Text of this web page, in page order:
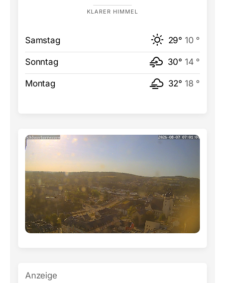
KLARER HIMMEL
Samstag 29° 10 °
Sonntag 30° 14 °
Montag 32° 18 °
Anzeige